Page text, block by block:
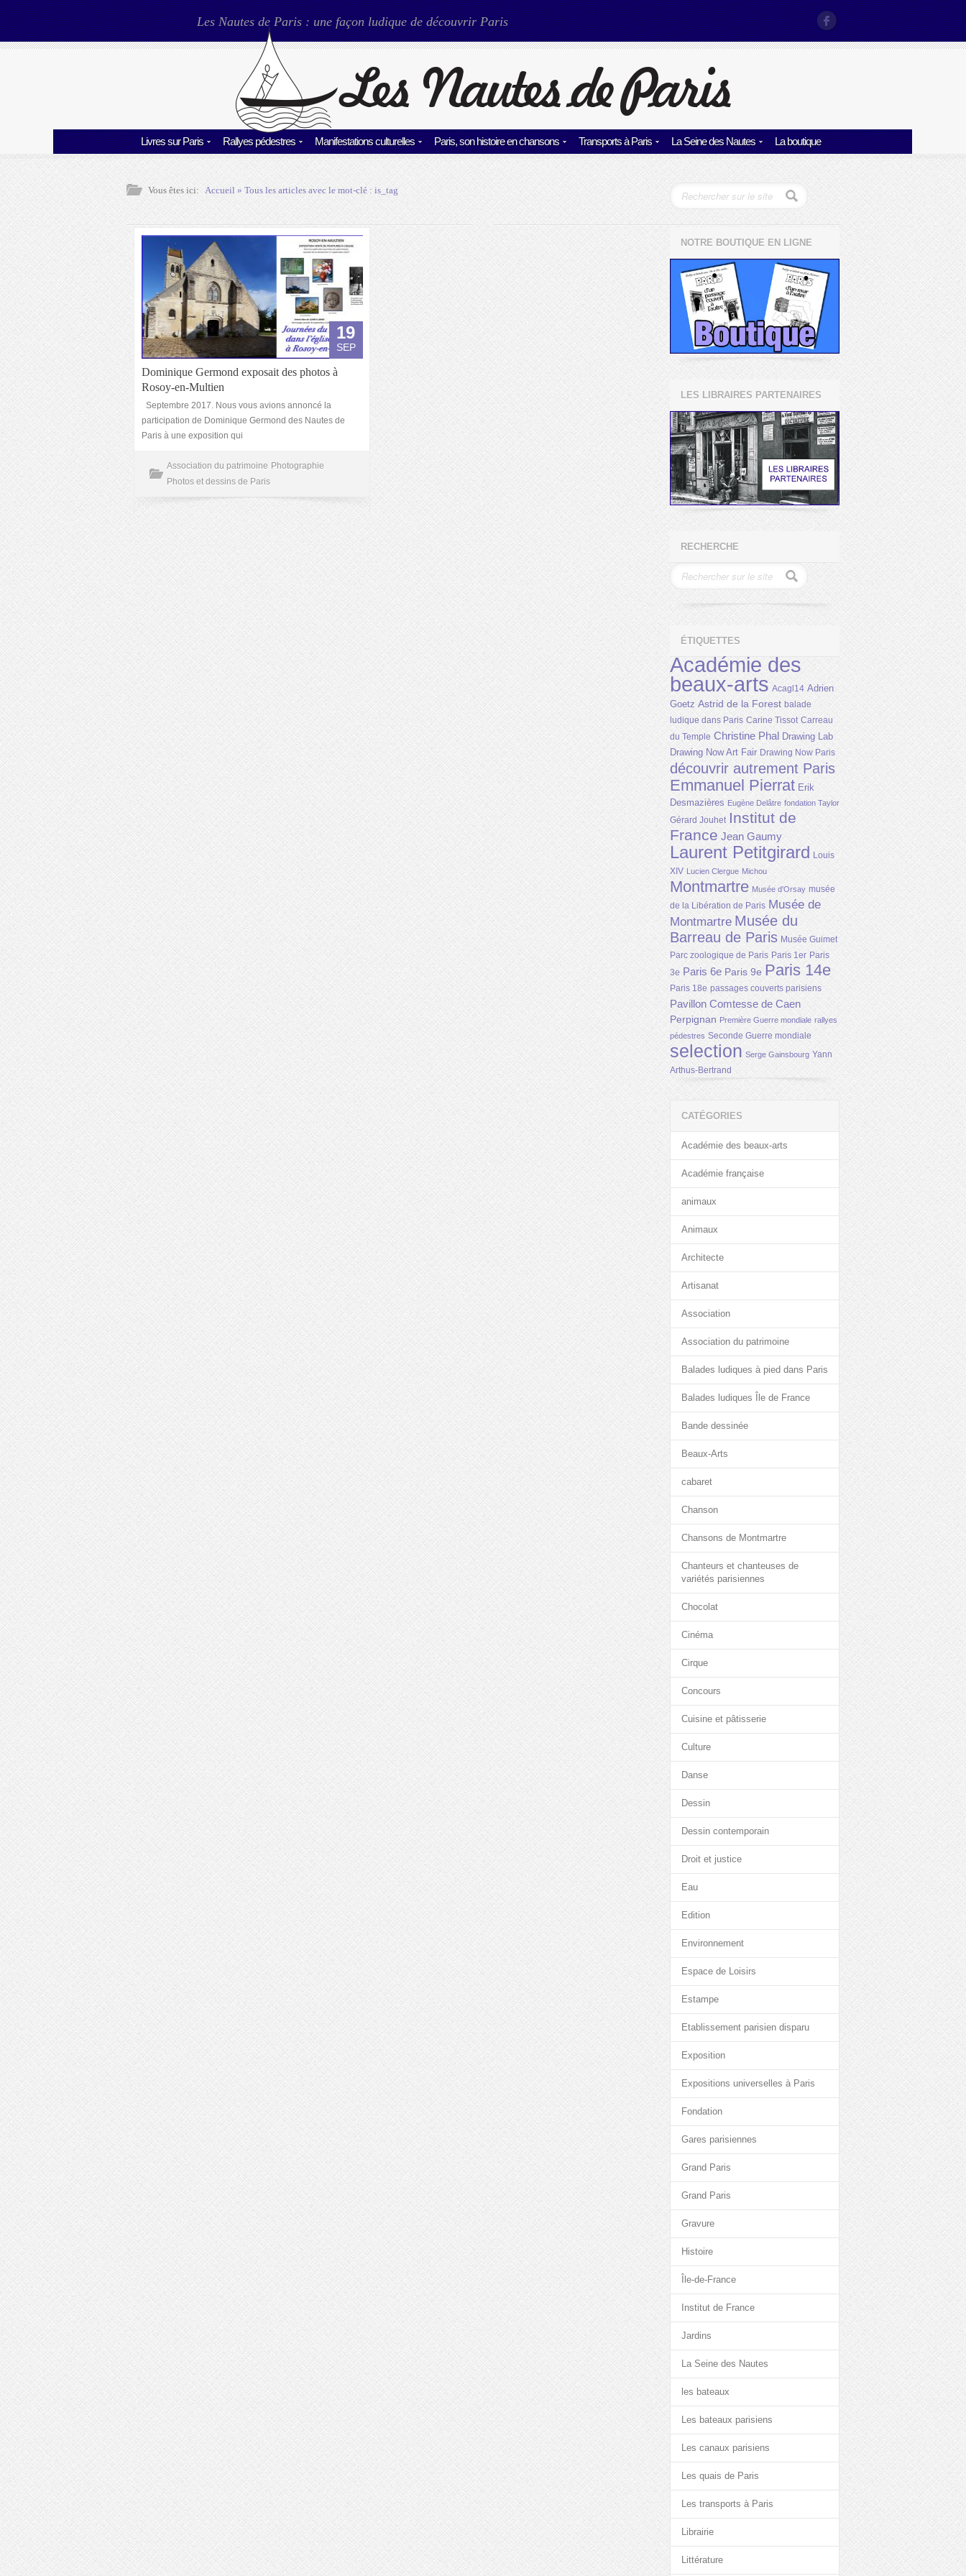
Les Nautes de Paris : une façon ludique de découvrir Paris
Livres sur Paris Rallyes pédestres Manifestations culturelles Paris, son histoire en chansons Transports à Paris La Seine des Nautes La boutique
Vous êtes ici: Accueil» Tous les articles avec le mot-clé :is_tag
19
SEP
Dominique Germond exposait des photos à
Rosoy-en-Multien
Septembre 2017. Nous vous avions annoncé la
participation de Dominique Germond des Nautes de
Paris à une exposition qui
Association du patrimoine Photographie
Photos et dessins de Paris
NOTRE BOUTIQUE EN LIGNE
LES LIBRAIRES PARTENAIRES
RECHERCHE
ÉTIQUETTES
Académie des
beaux-arts Acagl14 Adrien
Goetz Astrid de la Forest balade
ludique dans Paris Carine Tissot Carreau
du Temple Christine Phal Drawing Lab
Drawing Now Art Fair Drawing Now Paris
découvrir autrement Paris
Emmanuel Pierrat Erik
Desmazières Eugène Delâtre fondation Taylor
Gérard Jouhet Institut de
France Jean Gaumy
Laurent Petitgirard Louis
XIV Lucien Clergue Michou
Montmartre Musée d'Orsay musée
de la Libération de Paris Musée de
Montmartre Musée du
Barreau de Paris Musée Guimet
Parc zoologique de Paris Paris 1er Paris
3e Paris 6e Paris 9e Paris 14e
Paris 18e passages couverts parisiens
Pavillon Comtesse de Caen
Perpignan Première Guerre mondiale rallyes
pédestres Seconde Guerre mondiale
selection Serge Gainsbourg Yann
Arthus-Bertrand
CATÉGORIES
Académie des beaux-arts
Académie française
animaux
Animaux
Architecte
Artisanat
Association
Association du patrimoine
Balades ludiques à pied dans Paris
Balades ludiques Île de France
Bande dessinée
Beaux-Arts
cabaret
Chanson
Chansons de Montmartre
Chanteurs et chanteuses de
variétés parisiennes
Chocolat
Cinéma
Cirque
Concours
Cuisine et pâtisserie
Culture
Danse
Dessin
Dessin contemporain
Droit et justice
Eau
Edition
Environnement
Espace de Loisirs
Estampe
Etablissement parisien disparu
Exposition
Expositions universelles à Paris
Fondation
Gares parisiennes
Grand Paris
Grand Paris
Gravure
Histoire
Île-de-France
Institut de France
Jardins
La Seine des Nautes
les bateaux
Les bateaux parisiens
Les canaux parisiens
Les quais de Paris
Les transports à Paris
Librairie
Littérature